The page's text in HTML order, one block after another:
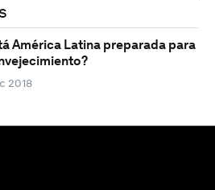
América Latina preparada para
2018